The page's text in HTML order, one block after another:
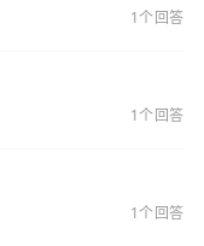
1个回答
1个回答
1个回答